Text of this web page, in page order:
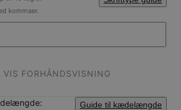
kommaer.
VIS FORHÅNDSVISNING
Guide til kædelængde